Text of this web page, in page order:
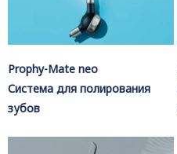
Prophy-Mate neo
Система для полирования
зубов